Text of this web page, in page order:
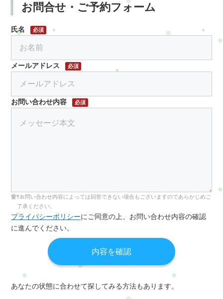
お問合せ・ご予約フォーム
氏名 必須
メールアドレス 必須
お問い合わせ内容 必須
お問い合わせ内容によっては回答できない場合もございますのであらかじめご
了承ください。
プライバシーポリシーにご同意の上、お問い合わせ内容の確認
に進んでください。
あなたの状態に合わせて探してみる方法もあります。